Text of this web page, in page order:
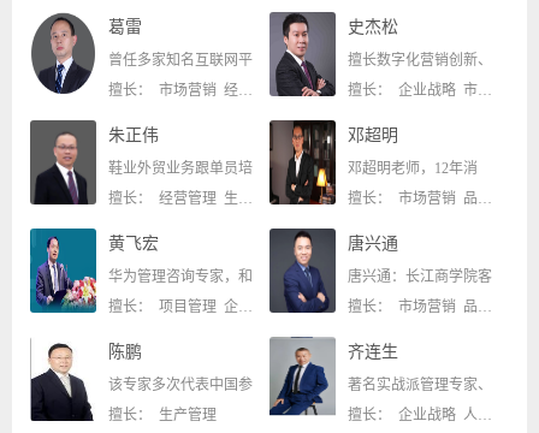
葛雷
曾任多家知名互联网平
擅长： 市场营销 经营管理
史杰松
擅长数字化营销创新、
擅长： 企业战略 市场营销
朱正伟
鞋业外贸业务跟单员培
擅长： 经营管理 生产管理
邓超明
邓超明老师，12年消
擅长： 市场营销 品牌管理
黄飞宏
华为管理咨询专家，和
擅长： 项目管理 企业战略
唐兴通
唐兴通：长江商学院客
擅长： 市场营销 品牌管理
陈鹏
该专家多次代表中国参
擅长： 生产管理
齐连生
著名实战派管理专家、
擅长： 企业战略 人力资源